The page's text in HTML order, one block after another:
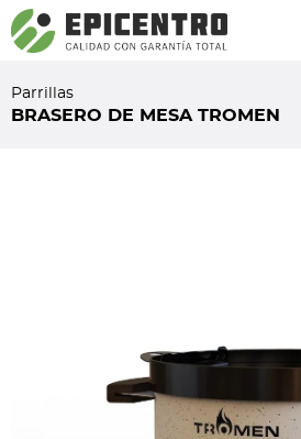
¿Olvidó su contraseña?Regístrese aquí
Parrillas
BRASERO DE MESA TROMEN